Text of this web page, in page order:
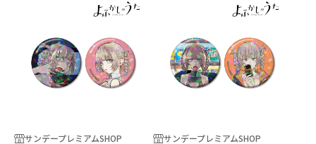
サンデープレミアムSHOP
サンデープレミアムSHOP